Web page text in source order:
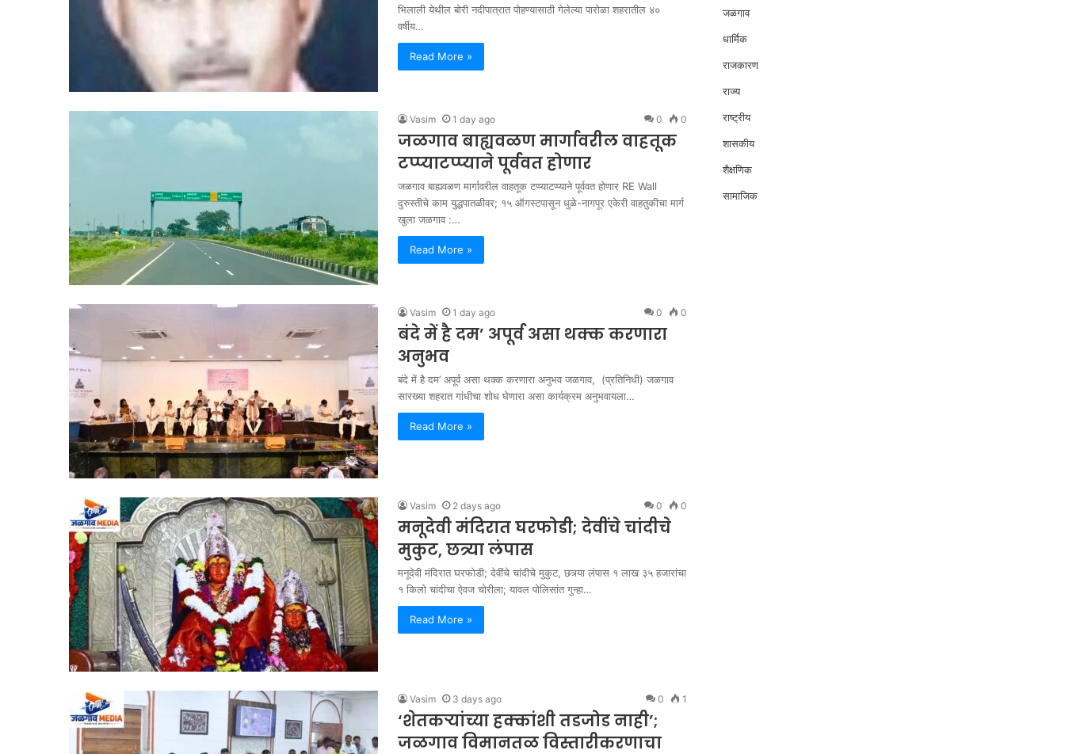
भिलाली येथील बोरी नदीपात्रात पोहण्यासाठी गेलेल्या पारोळा शहरातील ४०
वर्षीय…
Read More »
Vasim 1 day ago 0 0
जळगाव बाह्यवळण मार्गावरील वाहतूक
टप्प्याटप्प्याने पूर्ववत होणार
जळगाव बाह्यवळण मार्गावरील वाहतूक टप्प्याटप्प्याने पूर्ववत होणार RE Wall
दुरुस्तीचे काम युद्धपातळीवर; १५ ऑगस्टपासून धुळे-नागपूर एकेरी वाहतुकीचा मार्ग
खुला जळगाव :…
Read More »
Vasim 1 day ago 0 0
बंदे में है दम’ अपूर्व असा थक्क करणारा
अनुभव
बंदे में है दम’ अपूर्व असा थक्क करणारा अनुभव जळगाव, (प्रतिनिधी) जळगाव
सारख्या शहरात गांधीचा शोध घेणारा असा कार्यक्रम अनुभवायला…
Read More »
Vasim 2 days ago 0 0
मनूदेवी मंदिरात घरफोडी; देवींचे चांदीचे
मुकुट, छत्र्या लंपास
मनूदेवी मंदिरात घरफोडी; देवींचे चांदीचे मुकुट, छत्र्या लंपास १ लाख ३५ हजारांचा
१ किलो चांदीचा ऐवज चोरीला; यावल पोलिसांत गुन्हा…
Read More »
Vasim 3 days ago 0 1
‘शेतकऱ्यांच्या हक्कांशी तडजोड नाही’;
जळगाव विमानतळ विस्तारीकरणाचा
जळगाव
धार्मिक
राजकारण
राज्य
राष्ट्रीय
शासकीय
शैक्षणिक
सामाजिक